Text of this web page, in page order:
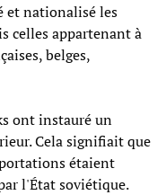
et nationalisé les
celles appartenant à
belges,
ont instauré un
Cela signifiait que
étaient
l'État soviétique.